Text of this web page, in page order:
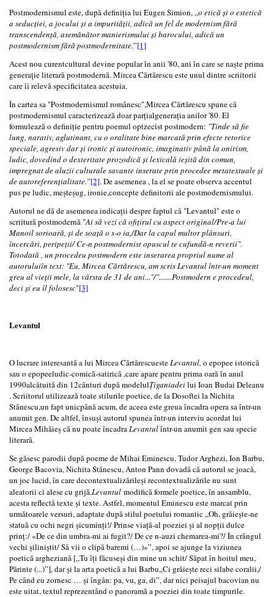
Postmodernismul este, după definiția lui Eugen Simion, „o etică și o estetică
a seducției, a jocului și a impurității, adică un fel de modernism fără
transcendență, asemănător manierismului și barocului, adică un
postmodernism fără postmodernitate.”[1]
Acest nou curentcultural devine popular în anii '80, ani în care se naște prima
generație literară postmodernă. Mircea Cărtărescu este unul dintre scriitorii
care îi relevă specificitatea acestuia.
În cartea sa "Postmodernismul românesc",Mircea Cărtărescu spune că
postmodernismul caracterizează doar parțialgenerația anilor '80. El
formulează o definiție pentru poemul optzecist postmodern: "Tinde să fie
lung, narativ, aglutinant, cu o oralitate bine marcată prin efecte retorice
speciale, agresiv dar și ironic și autoironic, imaginativ până la onirism,
ludic, dovedind o dexteritate prozodică și lexicală ieșită din comun,
impregnat de aluzii culturale savante inserate prin procedee metatextuale și
de autoreferenţialitate.”[2]. De asemenea , la el se poate observa accentul
pus pe ludic, meșteșug, ironie,concepte definitorii ale postmodernismului.
Autorul ne dă de asemenea indicații despre faptul că "Levantul" este o
scriitură postmodernă "Ai să vezi că ofiţirul cu aspect original/Pre-a lui
Manoil sorioară, și de soaţă o s-o ia,/Dar la capul multor plânsuri,
încercări, peripeţii/ Ce-n postmodernist opuscul te cufundă-n reverii".
Totodată , un procedeu postmodern este inserarea propriul nume al
autoruluiîn text: "Eu, Mircea Cărtărescu, am scris Levantul într-un moment
greu al vieții mele, la vârsta de 31 de ani..."/".......Postmodern e procedeul,
deci și eu îl folosesc"[3]
Levantul
O lucrare interesantă a lui Mircea CărtărescuesteLevantul, o epopee istorică
sau o epopeeludic-comică-satirică ,care apare pentru prima oară în anul
1990alcătuită din 12cânturi după modelulȚiganiadeilui Ioan Budai Deleanu
. Scriitorul utilizează toate stilurile poetice, de la Dosoftei la Nichita
Stănescu,un fapt unicpână acum, de aceea este greua încadra opera sa într-un
anumit gen. De altfel, însuși autorul spunea într-un interviu acordat lui
Mircea Mihăieș că nu poate încadraLevantulîntr-un anumit gen sau specie
literară.
Se găsesc parodii după poeme de Mihai Eminescu, Tudor Arghezi, Ion Barbu,
George Bacovia, Nichita Stănescu, Anton Pann dovadă că autorul se joacă,
un joc lucid, în care decontextualizărileși recontextualizările nu sunt
aleatorii ci alese cu grijă.Levantul modifică formele poetice, în ansamblu,
acesta reflectă texte și texte. Astfel, momentul Eminescu este marcat prin
următoarele versuri, adaptate după stilul poetului romantic ,,Oh, grăiește-ne
statuă cu ochi negri șicuminți!/ Prinse viață-al poeziei și al nopții dulce
prinț:/ «De ce din umbra-mi ai fugit?/ De ce n-auzi chemarea-mi?/ În crângul
vechi șiliniștit/ Să vii o clipă baremi (…)»”, apoi se ajunge la viziunea
poetică argheziană [,,Tu îți făcuseși din mine un schit/ Săpat în hoitul meu,
Părinte (...)”], dar și la arta poetică a lui Barbu,,Ci grăiește reci silabe coralii,/
Pe când eu zornesc … și îngân: pa, vu, ga, di”, dar nici peisajul bacovian nu
este uitat, textul reprezentând o panoramă a poeziei din toate timpurile.